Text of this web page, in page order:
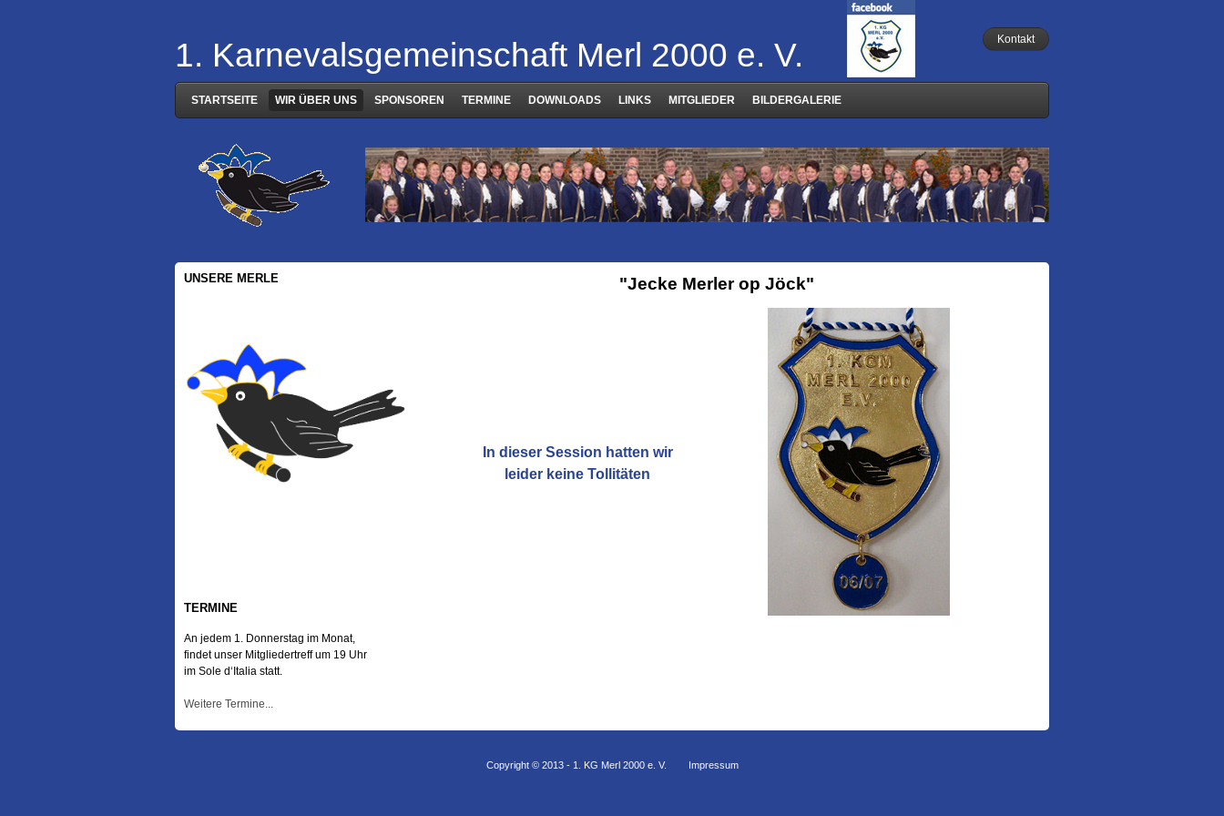
1. Karnevalsgemeinschaft Merl 2000 e. V. Kontakt
STARTSEITE WIR ÜBER UNS SPONSOREN TERMINE DOWNLOADS LINKS MITGLIEDER BILDERGALERIE
"Jecke Merler op Jöck"
In dieser Session hatten wir
leider keine Tollitäten
UNSERE MERLE
TERMINE
An jedem 1. Donnerstag im Monat,
findet unser Mitgliedertreff um 19 Uhr
im Sole d‘Italia statt.
Weitere Termine...
Copyright © 2013 - 1. KG Merl 2000 e. V. Impressum